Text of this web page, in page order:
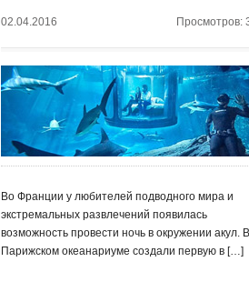
02.04.2016 Просмотров:
Во Франции у любителей подводного мира и
экстремальных развлечений появилась
возможность провести ночь в окружении акул. В
Парижском океанариуме создали первую в […]